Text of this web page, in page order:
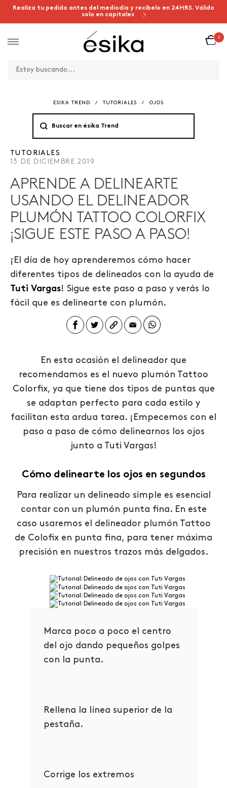
Realiza tu pedido antes del mediodía y recíbelo en 24HRS. Válido
solo en capitales
0
ESIKA TREND / TUTORIALES / OJOS
TUTORIALES
13 DE DICIEMBRE 2019
APRENDE A DELINEARTE
USANDO EL DELINEADOR
PLUMÓN TATTOO COLORFIX
¡SIGUE ESTE PASO A PASO!
¡El día de hoy aprenderemos cómo hacer
diferentes tipos de delineados con la ayuda de
Tuti Vargas! Sigue este paso a paso y verás lo
fácil que es delinearte con plumón.
En esta ocasión el delineador que
recomendamos es el nuevo plumón Tattoo
Colorfix, ya que tiene dos tipos de puntas que
se adaptan perfecto para cada estilo y
facilitan esta ardua tarea. ¡Empecemos con el
paso a paso de cómo delinearnos los ojos
junto a Tuti Vargas!
Cómo delinearte los ojos en segundos
Para realizar un delineado simple es esencial
contar con un plumón punta fina. En este
caso usaremos el delineador plumón Tattoo
de Colofix en punta fina, para tener máxima
precisión en nuestros trazos más delgados.
Marca poco a poco el centro
del ojo dando pequeños golpes
con la punta.
Rellena la línea superior de la
pestaña.
Corrige los extremos